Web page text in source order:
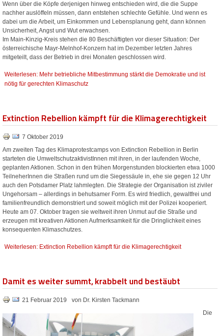
Wenn über die Köpfe derjenigen hinweg entschieden wird, die die Suppe
nachher auslöffeln müssen, dann entstehen schlechte Gefühle. Und wenn es
dabei um die Arbeit, um Einkommen und Lebensplanung geht, dann können
Unsicherheit, Angst und Wut erwachsen.
Im Main-Kinzig-Kreis stehen die 80 Beschäftigten vor dieser Situation: Der
österreichische Mayr-Melnhof-Konzern hat im Dezember letzten Jahres
mitgeteilt, dass der Betrieb in drei Monaten geschlossen wird.
Weiterlesen: Mehr betriebliche Mitbestimmung stärkt die Demokratie und ist
nötig für gerechten Klimaschutz
Extinction Rebellion kämpft für die Klimagerechtigkeit
7 Oktober 2019
Am zweiten Tag des Klimaprotestcamps von Extinction Rebellion in Berlin
starteten die UmweltschutzaktivistInnen mit ihren, in der laufenden Woche,
geplanten Aktionen. Schon in den frühen Morgenstunden blockierten etwa 1000
TeilneherInnen die Straßen rund um die Siegessäule in, ehe sie gegen 12 Uhr
auch den Potsdamer Platz lahmlegten. Die Strategie der Organisation ist ziviler
Ungehorsam – allerdings in behutsamer Form. Es wird friedlich, gewaltfrei und
familienfreundlich demonstriert und soweit möglich mit der Polizei kooperiert.
Heute am 07. Oktober tragen sie weltweit ihren Unmut auf die Straße und
erzeugen mit kreativen Aktionen Aufmerksamkeit für die Dringlichkeit eines
konsequenten Klimaschutzes.
Weiterlesen: Extinction Rebellion kämpft für die Klimagerechtigkeit
Damit es weiter summt, krabbelt und bestäubt
21 Februar 2019 von Dr. Kirsten Tackmann
Die